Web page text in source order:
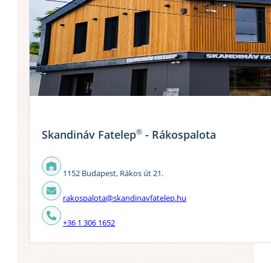
Skandináv Fatelep® - Rákospalota
1152 Budapest, Rákos út 21.
rakospalota@skandinavfatelep.hu
+36 1 306 1652